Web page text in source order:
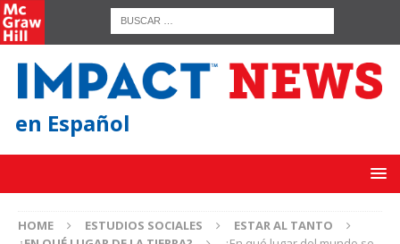
en Español
HOME ESTUDIOS SOCIALES
ESTAR AL TANTO